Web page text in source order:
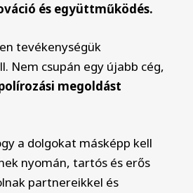
és együttműködés.
tevékenységük
Nem csupán egy újabb cég,
megoldást
a dolgokat másképp kell
nyomán, tartós és erős
partnereikkel és